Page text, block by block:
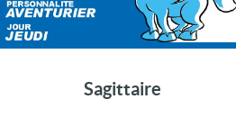
Sagittaire